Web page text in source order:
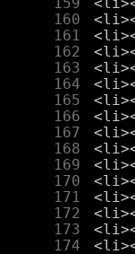
    159
    160
    161
    162
    163
    164
    165
    166
    167
    168
    169
    170
    171
    172
    173
    174